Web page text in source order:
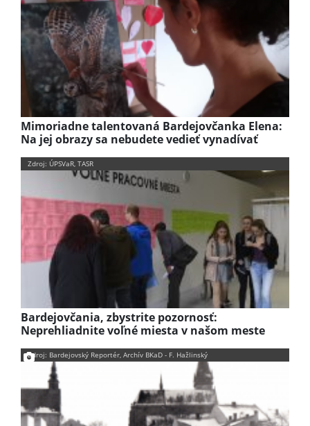
Mimoriadne talentovaná Bardejovčanka Elena:
Na jej obrazy sa nebudete vedieť vynadívať
Zdroj: ÚPSVaR, TASR
Bardejovčania, zbystrite pozornosť:
Neprehliadnite voľné miesta v našom meste
Zdroj: Bardejovský Reportér, Archív BKaD - F. Hažlinský